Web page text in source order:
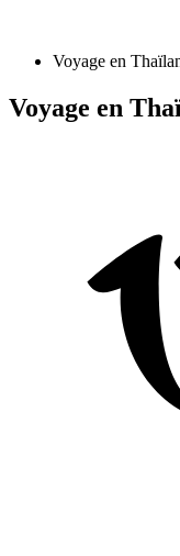
Voyage en
Voyage en